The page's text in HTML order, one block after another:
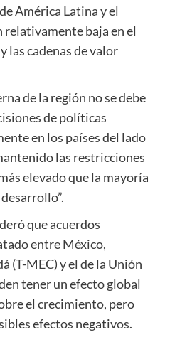
América Latina y el
relativamente baja en el
las cadenas de valor
de la región no se debe
de políticas
en los países del lado
las restricciones
elevado que la mayoría
que acuerdos
entre México,
(T-MEC) y el de la Unión
tener un efecto global
el crecimiento, pero
efectos negativos.